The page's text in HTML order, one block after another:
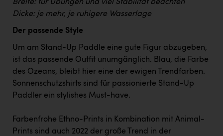
Breite: für Übungen und viel Stabilität beachten
Dicke: je mehr, je ruhigere Wasserlage
Der passende Style
Um am Stand-Up Paddle eine gute Figur abzugeben,
ist das passende Outfit unumgänglich. Blau, die Farbe
des Ozeans, bleibt hier eine der ewigen Trendfarben.
Sonnenschutzshirts sind für passionierte Stand-Up
Paddler ein stylishes Must-have.
Farbenfrohe Ethno-Prints in Kombination mit Animal-
Prints sind auch 2022 der große Trend in der